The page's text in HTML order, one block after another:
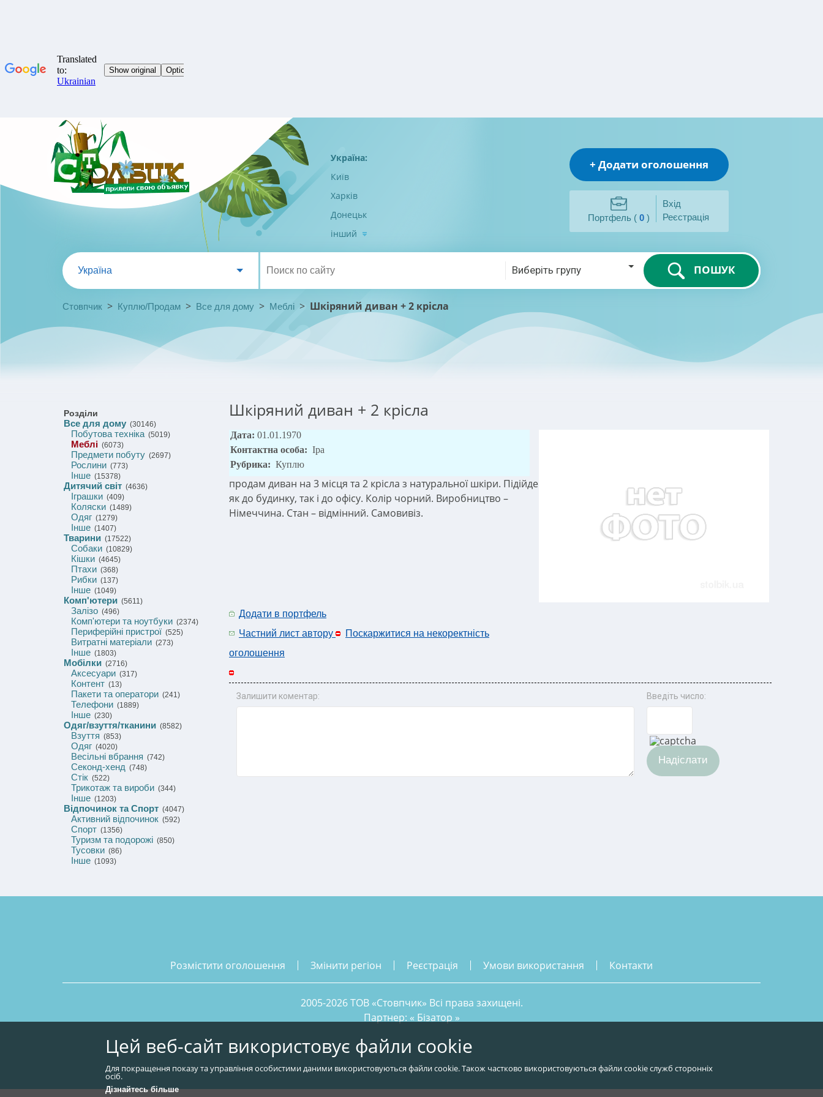
Україна:
Київ
Харків
Донецьк
інший
+ Додати оголошення
Портфель ( 0 )
Вхід
Реєстрація
Україна Виберіть групу ПОШУК
Стовпчик > Куплю/Продам > Все для дому > Меблі > Шкіряний диван + 2 крісла
Розділи
Все для дому (30146)
Побутова техніка(5019)
Меблі (6073)
Предмети побуту (2697)
Рослини (773)
Інше (15378)
Дитячий світ (4636)
Іграшки (409)
Коляски (1489)
Одяг (1279)
Інше (1407)
Тварини (17522)
Собаки (10829)
Кішки (4645)
Птахи (368)
Рибки (137)
Інше (1049)
Комп'ютери (5611)
Залізо (496)
Комп'ютери та ноутбуки (2374)
Периферійні пристрої (525)
Витратні матеріали (273)
Інше (1803)
Мобілки (2716)
Аксесуари (317)
Контент (13)
Пакети та оператори (241)
Телефони (1889)
Інше (230)
Одяг/взуття/тканини (8582)
Взуття (853)
Одяг (4020)
Весільні вбрання (742)
Секонд-хенд (748)
Стік (522)
Трикотаж та вироби (344)
Інше (1203)
Відпочинок та Спорт (4047)
Активний відпочинок (592)
Спорт (1356)
Туризм та подорожі (850)
Тусовки (86)
Інше (1093)
Шкіряний диван + 2 крісла
Дата: 01.01.1970
Контактна особа: Іра
Рубрика: Куплю
продам диван на 3 місця та 2 крісла з натуральної шкіри. Підійде
як до будинку, так і до офісу. Колір чорний. Виробництво –
Німеччина. Стан – відмінний. Самовивіз.
Додати в портфель
Частний лист автору
Поскаржитися на некоректність
оголошення
Залишити коментар: Введіть число:
Надіслати
розмістити оголошення змінити регіон реєстрація умови використання контакти
2005-2026 ТОВ «Стовпчик» Всі права захищені.
Партнер: « Бізатор »
Цей веб-сайт використовує файли cookie
Для покращення показу та управління особистими даними використовуються файли cookie. Також частково використовуються файли cookie служб сторонніх
осіб.
Дізнайтесь більше